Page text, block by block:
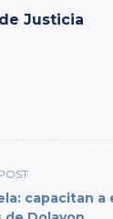
Justicia
capacitan